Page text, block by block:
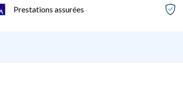
Prestations assurées